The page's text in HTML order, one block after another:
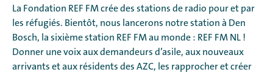
La Fondation REF FM crée des stations de radio pour et par
les réfugiés. Bientôt, nous lancerons notre station à Den
Bosch, la sixième station REF FM au monde : REF FM NL !
Donner une voix aux demandeurs d’asile, aux nouveaux
arrivants et aux résidents des AZC, les rapprocher et créer